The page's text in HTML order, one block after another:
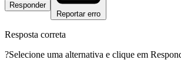
Responder
Reportar erro
Resposta correta
?Selecione uma alternativa e clique em